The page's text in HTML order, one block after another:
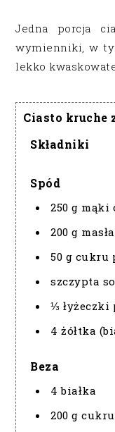
Jedna porcja
wymienniki, w
lekko
Ciasto kruche
Składniki
Spód
250 g
200 g
50 g cukru
szczypta
⅓ łyżeczki
4 żółtka
Beza
4 białka
200 g cukru